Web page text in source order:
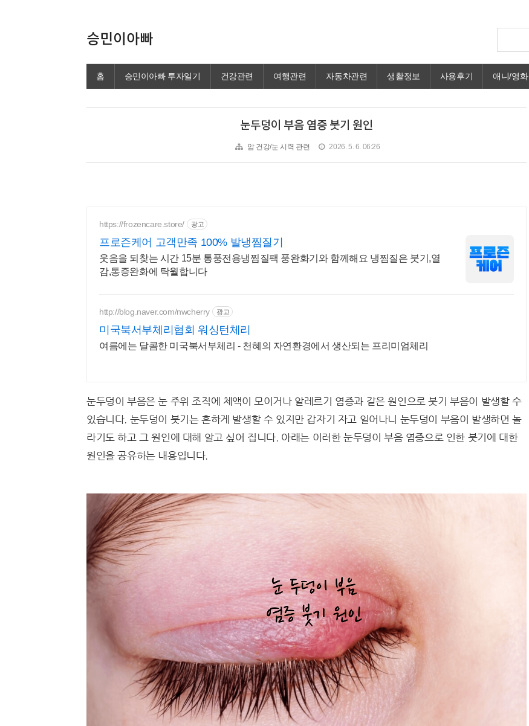
승민이아빠
홈 승민이아빠 투자일기 건강관련 여행관련 자동차관련 생활정보 사용후기 애니/영화
눈두덩이 부음 염증 붓기 원인
암 건강/눈 시력 관련 2026. 5. 6. 06:26
https://frozencare.store/ 광고
프로즌케어 고객만족 100% 발냉찜질기
웃음을 되찾는 시간 15분 통풍전용냉찜질팩 풍완화기와 함께해요 냉찜질은 붓기,열
감,통증완화에 탁월합니다
http://blog.naver.com/nwcherry 광고
미국북서부체리협회 워싱턴체리
여름에는 달콤한 미국북서부체리 - 천혜의 자연환경에서 생산되는 프리미엄체리
눈두덩이 부음은 눈 주위 조직에 체액이 모이거나 알레르기 염증과 같은 원인으로 붓기 부음이 발생할 수
있습니다. 눈두덩이 붓기는 흔하게 발생할 수 있지만 갑자기 자고 일어나니 눈두덩이 부음이 발생하면 놀
라기도 하고 그 원인에 대해 알고 싶어 집니다. 아래는 이러한 눈두덩이 부음 염증으로 인한 붓기에 대한
원인을 공유하는 내용입니다.